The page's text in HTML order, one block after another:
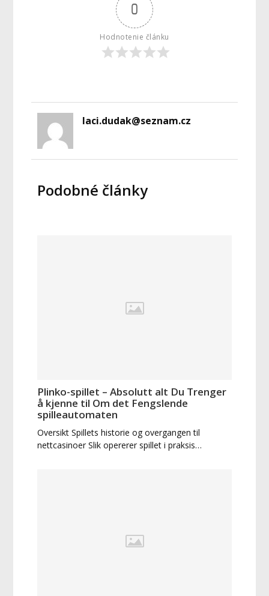
0
Hodnotenie článku
laci.dudak@seznam.cz
Podobné články
Plinko-spillet – Absolutt alt Du Trenger
å kjenne til Om det Fengslende
spilleautomaten
Oversikt Spillets historie og overgangen til
nettcasinoer Slik opererer spillet i praksis…